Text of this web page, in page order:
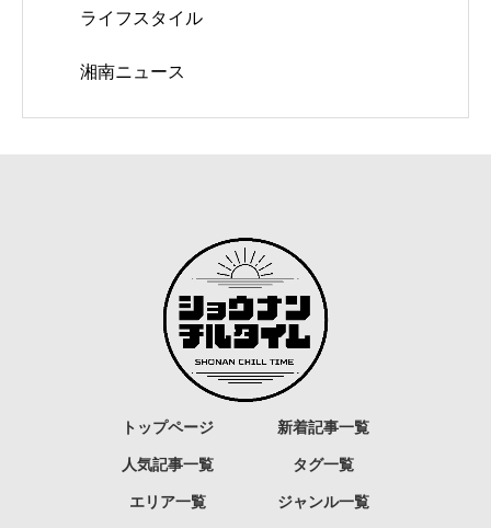
ライフスタイル
湘南ニュース
トップページ 新着記事一覧
人気記事一覧 タグ一覧
エリア一覧 ジャンル一覧